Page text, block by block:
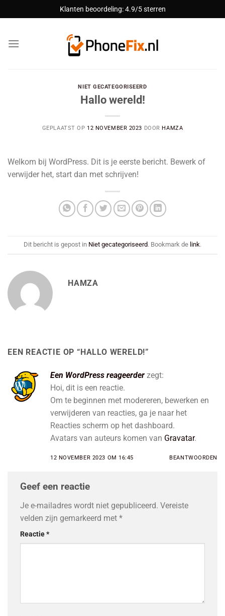
naar
Klanten beoordeling: 4.9/5 sterren
NIET GECATEGORISEERD
Hallo wereld!
GEPLAATST OP 12 NOVEMBER 2023 DOORHAMZA
Welkom bij WordPress. Dit is je eerste bericht. Bewerk of
verwijder het, start dan met schrijven!
Dit bericht is gepost in Niet gecategoriseerd. Bookmark de link.
HAMZA
EEN REACTIE OP “HALLO WERELD!”
Een WordPress reageerder zegt:
Hoi, dit is een reactie.
Om te beginnen met modereren, bewerken en
verwijderen van reacties, ga je naar het
Reacties scherm op het dashboard.
Avatars van auteurs komen van Gravatar.
12 NOVEMBER 2023 OM 16:45 BEANTWOORDEN
Geef een reactie
Je e-mailadres wordt niet gepubliceerd. Vereiste
velden zijn gemarkeerd met *
Reactie*